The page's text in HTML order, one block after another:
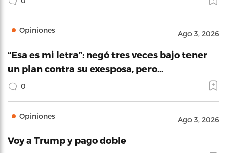
Opiniones Ago 3, 2026
“Esa es mi letra”: negó tres veces bajo tener
un plan contra su exesposa, pero…
0
Opiniones Ago 3, 2026
Voy a Trump y pago doble